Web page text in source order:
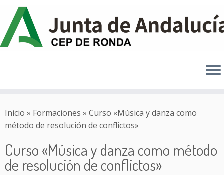
al
contenido
Inicio » Formaciones » Curso «Música y danza como
método de resolución de conflictos»
Curso «Música y danza como método
de resolución de conflictos»